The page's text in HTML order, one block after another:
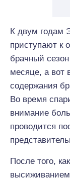
К двум годам
приступают к
брачный
месяце, а вот
содержания
Во время
внимание
проводится
После того,